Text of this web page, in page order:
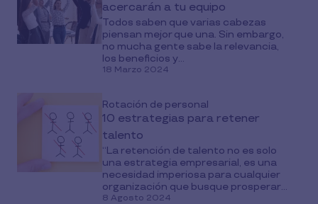
acercarán a tu equipo
Todos saben que varias cabezas
piensan mejor que una. Sin embargo,
no mucha gente sabe la relevancia,
los beneficios y...
18 Marzo 2024
Rotación de personal
10 estrategias para retener
talento
“La retención de talento no es solo
una estrategia empresarial, es una
necesidad imperiosa para cualquier
organización que busque prosperar...
8 Agosto 2024